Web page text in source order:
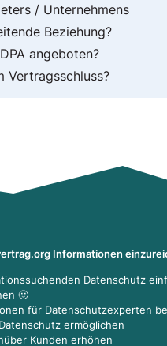
/ Unternehmens
Beziehung?
angeboten?
Vertragsschluss?
Informationen
Datenschutz
🙂
für Datenschutzexperten
ermöglichen
Kunden erhöhen